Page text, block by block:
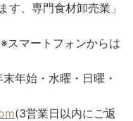
す、専門食材卸売業」
※スマートフォンからは
年始・水曜・日曜・
(3営業日以内にご返